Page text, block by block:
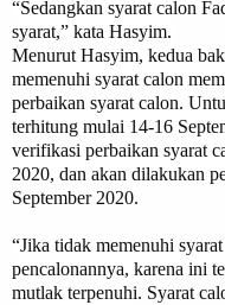
“Sedangkan syarat calon
syarat,” kata Hasyim.
Menurut Hasyim, kedua
memenuhi syarat calon
perbaikan syarat calon.
terhitung mulai 14-16
verifikasi perbaikan syarat
2020, dan akan dilakukan
September 2020.
“Jika tidak memenuhi
pencalonannya, karena ini
mutlak terpenuhi. Syarat